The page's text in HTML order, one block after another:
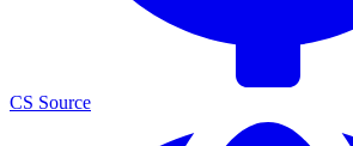
CS Source